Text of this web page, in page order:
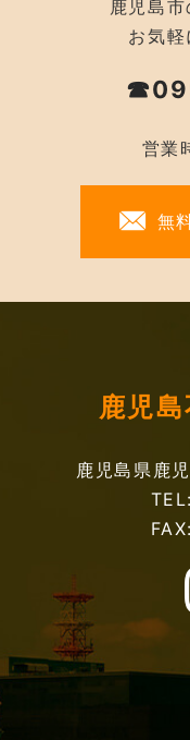
鹿児島市
お気軽
営業
無
鹿児
鹿児島県鹿